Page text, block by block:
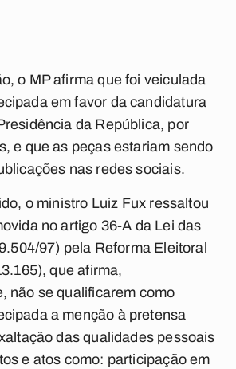
o MP afirma que foi veiculada
em favor da candidatura
da República, por
e que as peças estariam sendo
nas redes sociais.
o ministro Luiz Fux ressaltou
no artigo 36-A da Lei das
97) pela Reforma Eleitoral
que afirma,
não se qualificarem como
a menção à pretensa
das qualidades pessoais
e atos como: participação em